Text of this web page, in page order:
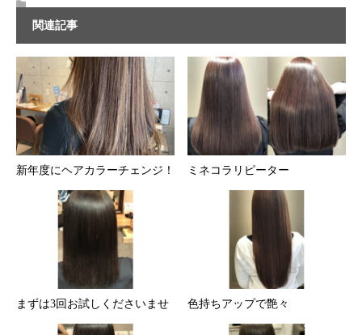
関連記事
新年度にヘアカラーチェンジ！ ミネコラリピーター
まずは3回お試しくださいませ 色持ちアップで艶々